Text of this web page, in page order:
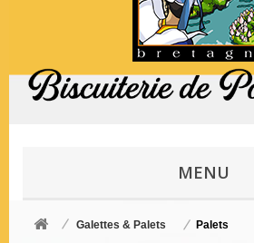
MENU
Galettes & Palets Palets